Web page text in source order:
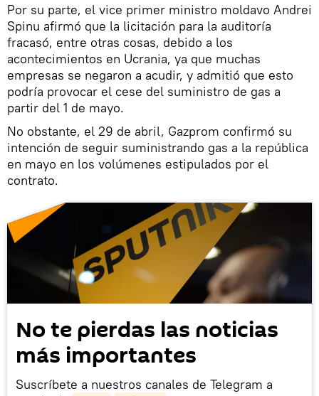
Por su parte, el vice primer ministro moldavo Andrei
Spinu afirmó que la licitación para la auditoría
fracasó, entre otras cosas, debido a los
acontecimientos en Ucrania, ya que muchas
empresas se negaron a acudir, y admitió que esto
podría provocar el cese del suministro de gas a
partir del 1 de mayo.
No obstante, el 29 de abril, Gazprom confirmó su
intención de seguir suministrando gas a la república
en mayo en los volúmenes estipulados por el
contrato.
No te pierdas las noticias
más importantes
Suscríbete a nuestros canales de Telegram a